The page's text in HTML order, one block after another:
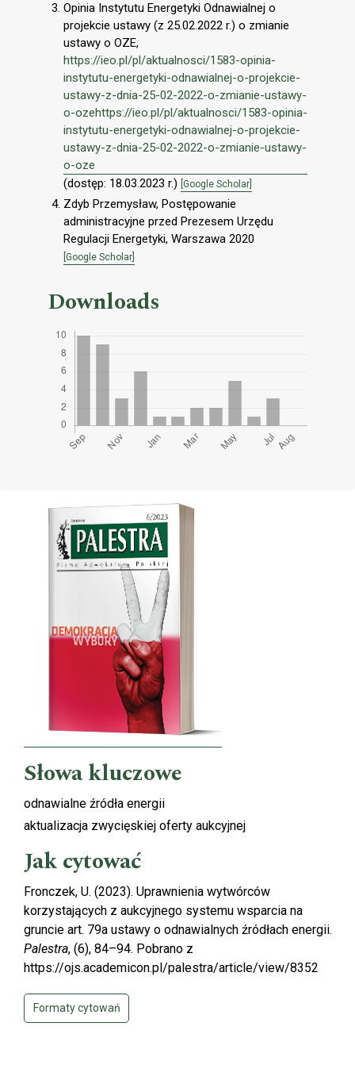
Opinia Instytutu Energetyki Odnawialnej o
projekcie ustawy (z 25.02.2022 r.) o zmianie
ustawy o OZE,
https://ieo.pl/pl/aktualnosci/1583-opinia-
instytutu-energetyki-odnawialnej-o-projekcie-
ustawy-z-dnia-25-02-2022-o-zmianie-ustawy-
o-ozehttps://ieo.pl/pl/aktualnosci/1583-opinia-
instytutu-energetyki-odnawialnej-o-projekcie-
ustawy-z-dnia-25-02-2022-o-zmianie-ustawy-
o-oze
(dostęp: 18.03.2023 r.) [Google Scholar]
Zdyb Przemysław, Postępowanie
administracyjne przed Prezesem Urzędu
Regulacji Energetyki, Warszawa 2020
[Google Scholar]
Downloads
Cover image
Słowa kluczowe
odnawialne źródła energii
aktualizacja zwycięskiej oferty aukcyjnej
Jak cytować
Fronczek, U. (2023). Uprawnienia wytwórców
korzystających z aukcyjnego systemu wsparcia na
gruncie art. 79a ustawy o odnawialnych źródłach energii.
Palestra, (6), 84–94. Pobrano z
https://ojs.academicon.pl/palestra/article/view/8352
Formaty cytowań